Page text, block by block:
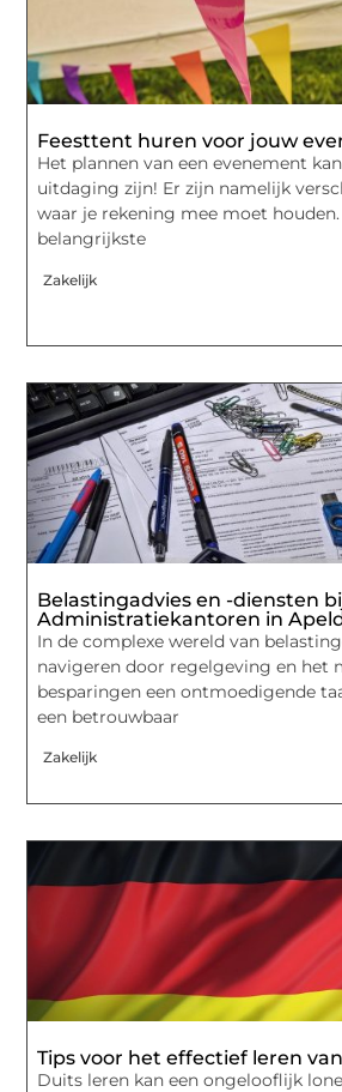
Feesttent huren voor jouw
Het plannen van een evenement
uitdaging zijn! Er zijn namelijk
waar je rekening mee moet houden.
belangrijkste
Zakelijk
Belastingadvies en -diensten
Administratiekantoren in
In de complexe wereld van
navigeren door regelgeving en het
besparingen een ontmoedigende
een betrouwbaar
Zakelijk
Tips voor het effectief leren
Duits leren kan een ongelooflijk